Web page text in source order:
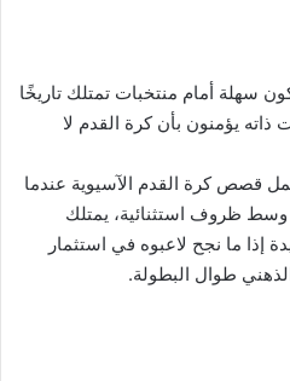
سهلة أمام منتخبات تمتلك تاريخًا
ذاته يؤمنون بأن كرة القدم لا
قصص كرة القدم الآسيوية عندما
توج بلقب كأس آسيا عام 2007 وسط ظروف استثنائية، يمتلك
إذا ما نجح لاعبوه في استثمار
طوال البطولة.